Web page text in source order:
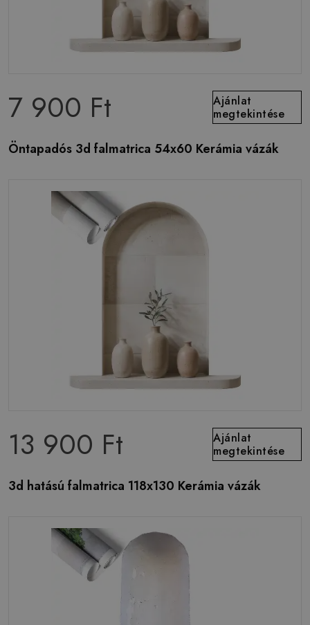
7 900 Ft
Ajánlat
megtekintése
Öntapadós 3d falmatrica 54x60 Kerámia vázák
13 900 Ft
Ajánlat
megtekintése
3d hatású falmatrica 118x130 Kerámia vázák